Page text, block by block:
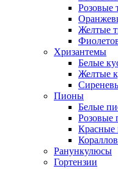
Розовые
Желтые
Хризантемы
Белые
Желтые
Пионы
Белые
Розовые
Ранункулюсы
Гортензии